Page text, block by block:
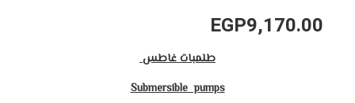
EGP9,170.00
طلمبات غاطس
Submersible pumps